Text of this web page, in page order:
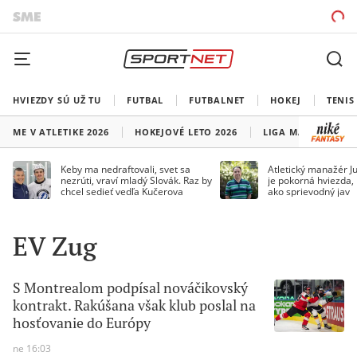
HVIEZDY SÚ UŽ TU FUTBAL FUTBALNET HOKEJ TENIS
ME V ATLETIKE 2026 HOKEJOVÉ LETO 2026 LIGA MAJSTROV
Keby ma nedraftovali, svet sa
nezrúti, vraví mladý Slovák. Raz by
chcel sedieť vedľa Kučerova
Atletický manažér
je pokorná
ako sprievodný jav
EV Zug
S Montrealom podpísal nováčikovský
kontrakt. Rakúšana však klub poslal na
hosťovanie do Európy
ne 16:03